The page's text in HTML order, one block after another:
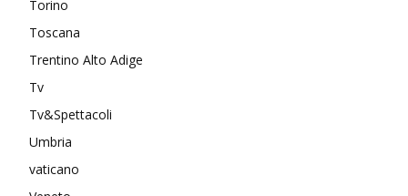
Torino
Toscana
Trentino Alto Adige
Tv
Tv&Spettacoli
Umbria
vaticano